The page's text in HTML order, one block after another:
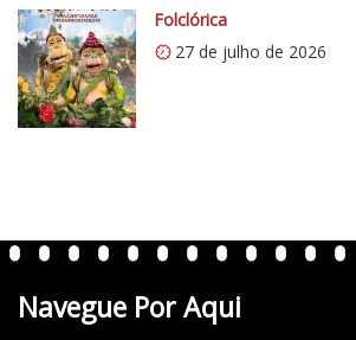
o
m
/
v
n
e
Folclórica
27 de julho de 2026
Navegue Por Aqui